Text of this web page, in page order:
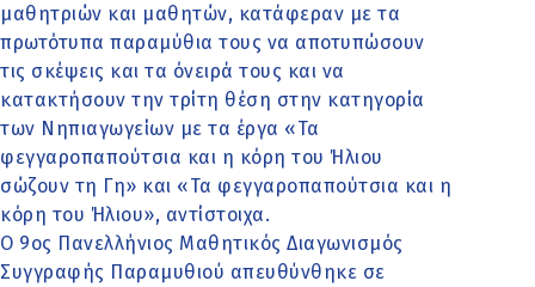
μαθητριών και μαθητών, κατάφεραν με τα
πρωτότυπα παραμύθια τους να αποτυπώσουν
τις σκέψεις και τα όνειρά τους και να
κατακτήσουν την τρίτη θέση στην κατηγορία
των Νηπιαγωγείων με τα έργα «Τα
φεγγαροπαπούτσια και η κόρη του Ήλιου
σώζουν τη Γη» και «Τα φεγγαροπαπούτσια και η
κόρη του Ήλιου», αντίστοιχα.
Ο 9ος Πανελλήνιος Μαθητικός Διαγωνισμός
Συγγραφής Παραμυθιού απευθύνθηκε σε